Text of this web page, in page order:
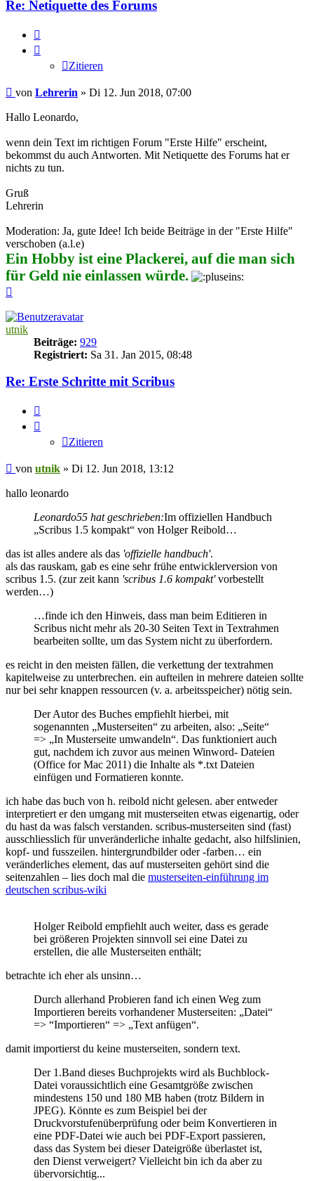
Re: Netiquette des Forums
Zitieren
Beitrag
von Lehrerin » Di 12. Jun 2018, 07:00
Hallo Leonardo,
wenn dein Text im richtigen Forum "Erste Hilfe" erscheint,
bekommst du auch Antworten. Mit Netiquette des Forums hat er
nichts zu tun.
Gruß
Lehrerin
Moderation: Ja, gute Idee! Ich beide Beiträge in der "Erste Hilfe"
verschoben (a.l.e)
Ein Hobby ist eine Plackerei, auf die man sich
für Geld nie einlassen würde.
utnik
Beiträge: 929
Registriert: Sa 31. Jan 2015, 08:48
Re: Erste Schritte mit Scribus
Zitieren
Beitrag
von utnik » Di 12. Jun 2018, 13:12
hallo leonardo
Leonardo55 hat geschrieben:Im offiziellen Handbuch
„Scribus 1.5 kompakt“ von Holger Reibold…
das ist alles andere als das 'offizielle handbuch'.
als das rauskam, gab es eine sehr frühe entwicklerversion von
scribus 1.5. (zur zeit kann 'scribus 1.6 kompakt'vorbestellt
werden…)
…finde ich den Hinweis, dass man beim Editieren in
Scribus nicht mehr als 20-30 Seiten Text in Textrahmen
bearbeiten sollte, um das System nicht zu überfordern.
es reicht in den meisten fällen, die verkettung der textrahmen
kapitelweise zu unterbrechen. ein aufteilen in mehrere dateien sollte
nur bei sehr knappen ressourcen (v. a. arbeitsspeicher) nötig sein.
Der Autor des Buches empfiehlt hierbei, mit
sogenannten „Musterseiten“ zu arbeiten, also: „Seite“
=> „In Musterseite umwandeln“. Das funktioniert auch
gut, nachdem ich zuvor aus meinen Winword- Dateien
(Office for Mac 2011) die Inhalte als *.txt Dateien
einfügen und Formatieren konnte.
ich habe das buch von h. reibold nicht gelesen. aber entweder
interpretiert er den umgang mit musterseiten etwas eigenartig, oder
du hast da was falsch verstanden. scribus-musterseiten sind (fast)
ausschliesslich für unveränderliche inhalte gedacht, also hilfslinien,
kopf- und fusszeilen. hintergrundbilder oder -farben… ein
veränderliches element, das auf musterseiten gehört sind die
seitenzahlen – lies doch mal die musterseiten-einführung im
deutschen scribus-wiki
Holger Reibold empfiehlt auch weiter, dass es gerade
bei größeren Projekten sinnvoll sei eine Datei zu
erstellen, die alle Musterseiten enthält;
betrachte ich eher als unsinn…
Durch allerhand Probieren fand ich einen Weg zum
Importieren bereits vorhandener Musterseiten: „Datei“
=> “Importieren“ => „Text anfügen“.
damit importierst du keine musterseiten, sondern text.
Der 1.Band dieses Buchprojekts wird als Buchblock-
Datei voraussichtlich eine Gesamtgröße zwischen
mindestens 150 und 180 MB haben (trotz Bildern in
JPEG). Könnte es zum Beispiel bei der
Druckvorstufenüberprüfung oder beim Konvertieren in
eine PDF-Datei wie auch bei PDF-Export passieren,
dass das System bei dieser Dateigröße überlastet ist,
den Dienst verweigert? Vielleicht bin ich da aber zu
übervorsichtig...